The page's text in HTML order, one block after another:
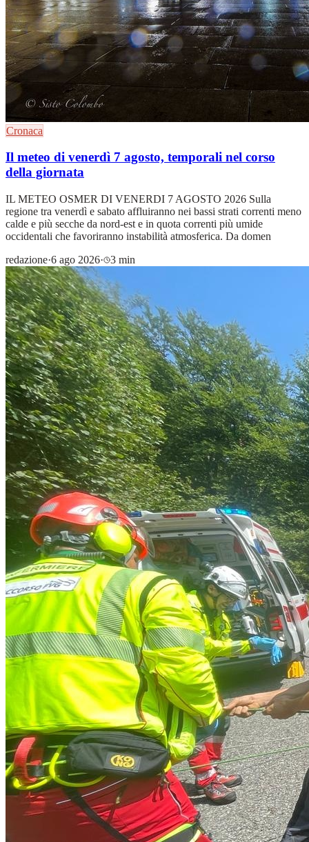
Cronaca
Il meteo di venerdì 7 agosto, temporali nel corso
della giornata
IL METEO OSMER DI VENERDI 7 AGOSTO 2026 Sulla
regione tra venerdì e sabato affluiranno nei bassi strati correnti meno
calde e più secche da nord-est e in quota correnti più umide
occidentali che favoriranno instabilità atmosferica. Da domen
redazione·6 ago 2026· 3 min